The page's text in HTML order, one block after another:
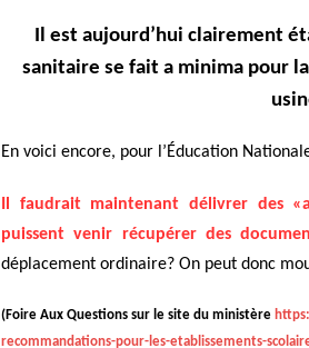
Il est aujourd’hui clairement
sanitaire se fait a minima pour
En voici encore, pour l’Éducation
Il faudrait maintenant délivrer des
puissent venir récupérer des
déplacement ordinaire? On peut donc
(Foire Aux Questions sur le site du ministère
recommandations-pour-les-etablissements-